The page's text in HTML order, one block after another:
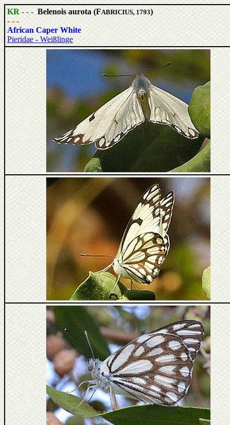
KR - - - Belenois aurota (FABRICIUS, 1793)
- - -
African Caper White
Pieridae - Weißlinge